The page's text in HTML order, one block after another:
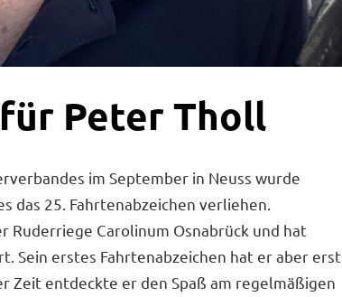
Peter Tholl
im September in Neuss wurde
das 25. Fahrtenabzeichen verliehen.
Ruderriege Carolinum Osnabrück und hat
Sein erstes Fahrtenabzeichen hat er aber erst
Zeit entdeckte er den Spaß am regelmäßigen